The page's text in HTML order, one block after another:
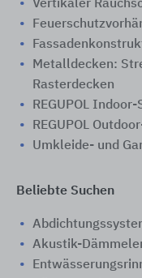
Vertikaler
Metalldecken:
Rasterdecken
REGUPOL
REGUPOL
Umkleide- und
Beliebte Suchen
Akustik-